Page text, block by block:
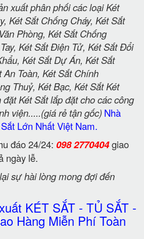
xuất phân phối các loại Két
Két Sắt Chống Cháy, Két Sắt
Phòng, Két Sắt Chống
Két Sắt Điện Tử, Két Sắt Đổi
Két Sắt Dự Án, Két Sắt
Toàn, Két Sắt Chính
Thuỷ, Két Bạc, Két Sắt Két
Két Sắt lắp đặt cho các công
viện.....(giá rẻ tận gốc) Nhà
Lớn Nhất Việt Nam.
đáo 24/24: 098 2770404giao
ngày lễ.
sự hài lòng mong đợi đến
KÉT SẮT - TỦ SẮT -
Hàng Miễn Phí Toàn